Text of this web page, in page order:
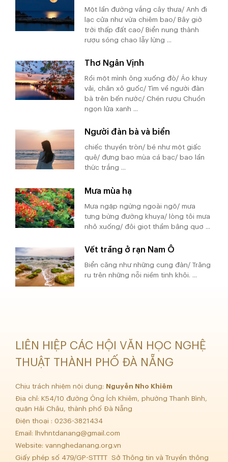
Một lần đường vắng cây thưa/ Anh đi
lạc cửa như vừa chiêm bao/ Bây giờ
trời thấp đất cao/ Biển nung thành
rượu sóng chao lẫy lừng ...
Thơ Ngân Vịnh
Rồi một mình ông xuống đò/ Áo khuy
vải, chân xỏ guốc/ Tìm về người đàn
bà trên bến nước/ Chén rượu Chuồn
ngọn lửa xanh ...
Người đàn bà và biển
chiếc thuyền tròn/ bé như một giấc
quê/ đựng bao mùa cá bạc/ bao lần
thức trắng ...
Mưa mùa hạ
Mưa ngập ngừng ngoài ngõ/ mưa
tưng bừng đường khuya/ lòng tôi mưa
nhỏ xuống/ đôi giọt thầm bâng quơ ...
Vết trăng ở rạn Nam Ô
Biển căng như những cung đàn/ Trăng
ru trên những nỗi niềm tinh khôi. ...
LIÊN HIỆP CÁC HỘI VĂN HỌC NGHỆ
THUẬT THÀNH PHỐ ĐÀ NẴNG
Chịu trách nhiệm nội dung:
Nguyễn Nho Khiêm
Địa chỉ: K54/10 đường Ông Ích Khiêm, phường Thanh Bình,
quận Hải Châu, thành phố Đà Nẵng
Điện thoại : 0236-3821434
Email:
lhvhntdanang@gmail.com
Website: vannghedanang.org.vn
Giấy phép số 479/GP-STTTT Sở Thông tin và Truyền thông